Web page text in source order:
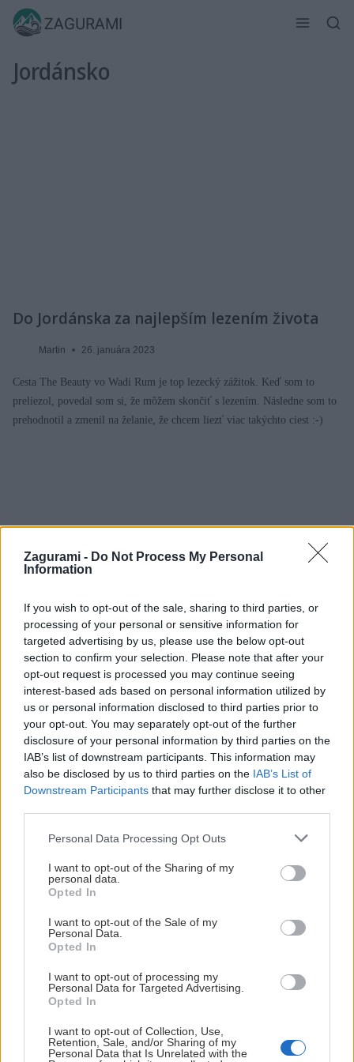
Zagurami - Do Not Process My Personal
Information
If you wish to opt-out of the sale, sharing to third parties, or
processing of your personal or sensitive information for
targeted advertising by us, please use the below opt-out
section to confirm your selection. Please note that after your
opt-out request is processed you may continue seeing
interest-based ads based on personal information utilized by
us or personal information disclosed to third parties prior to
your opt-out. You may separately opt-out of the further
disclosure of your personal information by third parties on the
IAB’s list of downstream participants. This information may
also be disclosed by us to third parties on the IAB’s List of
Downstream Participants that may further disclose it to other
Personal Data Processing Opt Outs
I want to opt-out of the Sharing of my
personal data.
Opted In
I want to opt-out of the Sale of my
Personal Data.
Opted In
I want to opt-out of processing my
Personal Data for Targeted Advertising.
Opted In
I want to opt-out of Collection, Use,
Retention, Sale, and/or Sharing of my
Personal Data that Is Unrelated with the
Skip
ZAGURAMI
Jordánsko
Do Jordánska za najlepším lezením života
Martin 26. januára 2023
Cesta The Beauty vo Wadi Rum je top lezecký zážitok. Keď som to
preliezol, povedal som si, že môžem skončiť s lezením. Následne som to
prehodnotil a zmenil na želanie, že chcem liezť viac takýchto ciest :-)
Neuveriteľné skalné mesto Petra
Marie 16. júla 2019
Prechodila som po svete už mnoho miest, ale Petra v Jordánsku vo mne
zanechala silný dojem. Magické miesto – dokonale ukryté, pýšiace sa
Lezenie Skialp
Via ferrata
KTO SME
Na blogu Zagurami nájdeš inšpirácie a praktické info pre